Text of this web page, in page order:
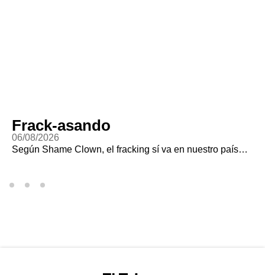
Frack-asando
06/08/2026
Según Shame Clown, el fracking sí va en nuestro país…